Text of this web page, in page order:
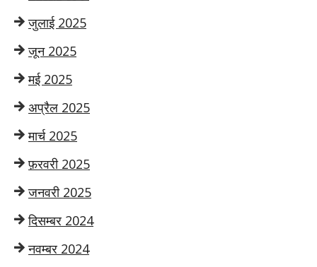
जुलाई 2025
जून 2025
मई 2025
अप्रैल 2025
मार्च 2025
फ़रवरी 2025
जनवरी 2025
दिसम्बर 2024
नवम्बर 2024